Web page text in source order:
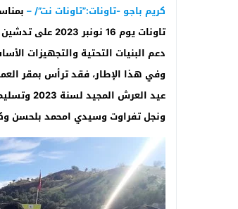
كريم باجو -تاونات:”تاونات نت”/ –
تاونات يوم
دعم البنيات التحتية والتجهيزات
وفي هذا الإطار، فقد ترأس بمقر
ونجل تفراوت وسيدي امحمد بلحسن